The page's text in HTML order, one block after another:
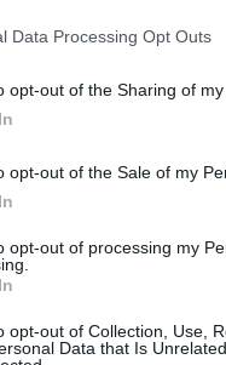
Data Processing Opt Outs
opt-out of the Sharing of my
opt-out of the Sale of my
opt-out of processing my
opt-out of Collection, Use,
Data that Is
együttesüket, azArgent
kívánt részt venni
és előástak a
alkalmas állapotba. A
adták ki 1969-ben, csak
szereplő dalok már 1997-ben is
hatásvadász
rockoperával! AWho